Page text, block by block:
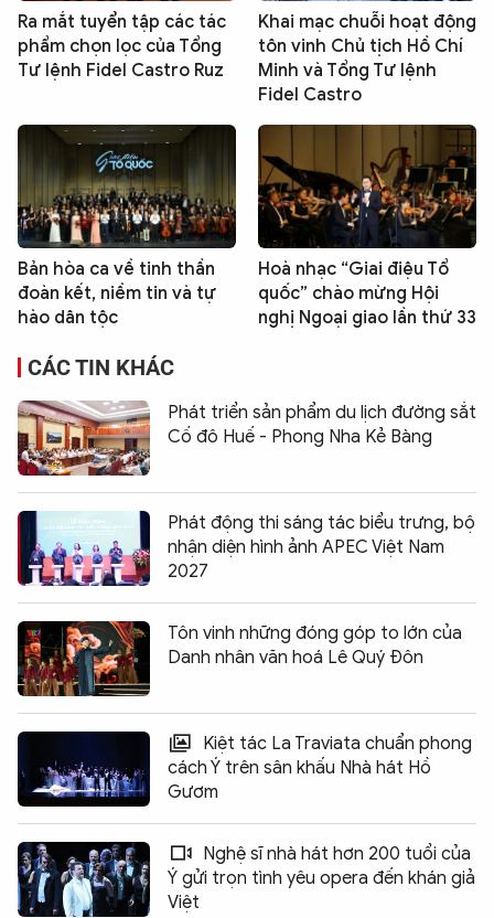
Ra mắt tuyển tập các tác
phẩm chọn lọc của Tổng
Tư lệnh Fidel Castro Ruz
Khai mạc chuỗi hoạt động
tôn vinh Chủ tịch Hồ Chí
Minh và Tổng Tư lệnh
Fidel Castro
Bản hòa ca về tinh thần
đoàn kết, niềm tin và tự
hào dân tộc
Hoà nhạc “Giai điệu Tổ
quốc” chào mừng Hội
nghị Ngoại giao lần thứ 33
CÁC TIN KHÁC
Phát triển sản phẩm du lịch đường sắt
Cố đô Huế - Phong Nha Kẻ Bàng
Phát động thi sáng tác biểu trưng, bộ
nhận diện hình ảnh APEC Việt Nam
2027
Tôn vinh những đóng góp to lớn của
Danh nhân văn hoá Lê Quý Đôn
Kiệt tác La Traviata chuẩn phong
cách Ý trên sân khấu Nhà hát Hồ
Gươm
Nghệ sĩ nhà hát hơn 200 tuổi của
Ý gửi trọn tình yêu opera đến khán giả
Việt